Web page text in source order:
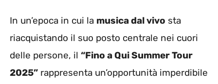
In un’epoca in cui la musica dal vivo sta
riacquistando il suo posto centrale nei cuori
delle persone, il “Fino a Qui Summer Tour
2025” rappresenta un’opportunità imperdibile